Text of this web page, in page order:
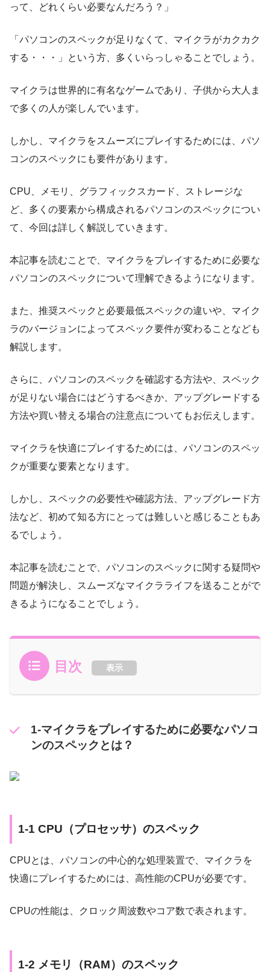
って、どれくらい必要なんだろう？」
「パソコンのスペックが足りなくて、マイクラがカクカク
する・・・」という方、多くいらっしゃることでしょう。
マイクラは世界的に有名なゲームであり、子供から大人ま
で多くの人が楽しんでいます。
しかし、マイクラをスムーズにプレイするためには、パソ
コンのスペックにも要件があります。
CPU、メモリ、グラフィックスカード、ストレージな
ど、多くの要素から構成されるパソコンのスペックについ
て、今回は詳しく解説していきます。
本記事を読むことで、マイクラをプレイするために必要な
パソコンのスペックについて理解できるようになります。
また、推奨スペックと必要最低スペックの違いや、マイク
ラのバージョンによってスペック要件が変わることなども
解説します。
さらに、パソコンのスペックを確認する方法や、スペック
が足りない場合にはどうするべきか、アップグレードする
方法や買い替える場合の注意点についてもお伝えします。
マイクラを快適にプレイするためには、パソコンのスペッ
クが重要な要素となります。
しかし、スペックの必要性や確認方法、アップグレード方
法など、初めて知る方にとっては難しいと感じることもあ
るでしょう。
本記事を読むことで、パソコンのスペックに関する疑問や
問題が解決し、スムーズなマイクラライフを送ることがで
きるようになることでしょう。
目次 表示
1-マイクラをプレイするために必要なパソコ
ンのスペックとは？
1-1 CPU（プロセッサ）のスペック
CPUとは、パソコンの中心的な処理装置で、マイクラを
快適にプレイするためには、高性能のCPUが必要です。
CPUの性能は、クロック周波数やコア数で表されます。
1-2 メモリ（RAM）のスペック